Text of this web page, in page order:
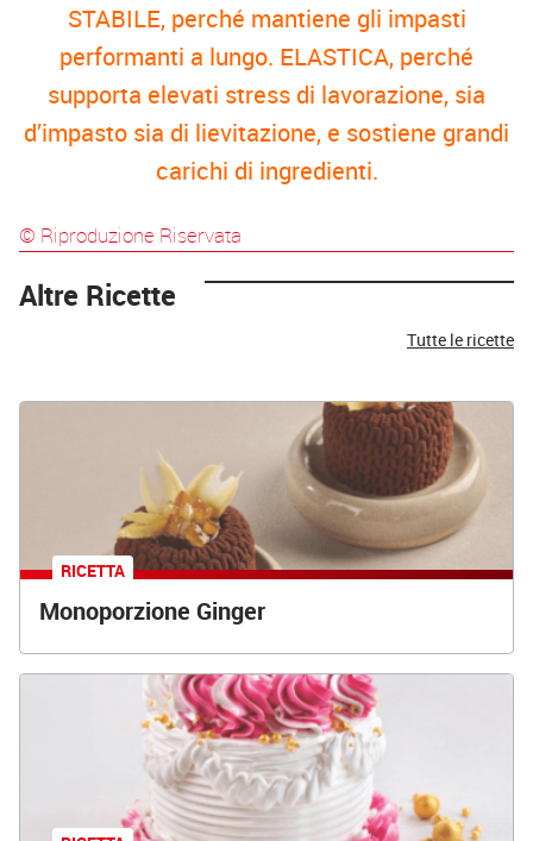
STABILE, perché mantiene gli impasti
performanti a lungo. ELASTICA, perché
supporta elevati stress di lavorazione, sia
d’impasto sia di lievitazione, e sostiene grandi
carichi di ingredienti.
© Riproduzione Riservata
Altre Ricette
Tutte le ricette
RICETTA
Monoporzione Ginger